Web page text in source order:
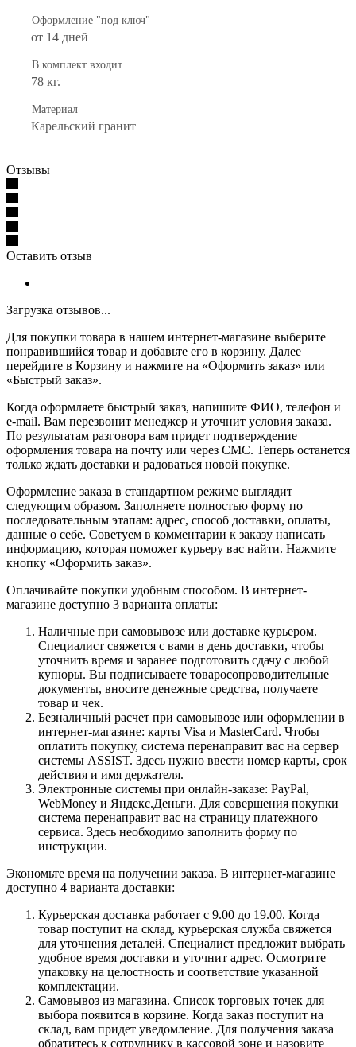
Оформление "под ключ"
от 14 дней
В комплект входит
78 кг.
Материал
Карельский гранит
Отзывы
Оставить отзыв
Загрузка отзывов...
Для покупки товара в нашем интернет-магазине выберите
понравившийся товар и добавьте его в корзину. Далее
перейдите в Корзину и нажмите на «Оформить заказ» или
«Быстрый заказ».
Когда оформляете быстрый заказ, напишите ФИО, телефон и
e-mail. Вам перезвонит менеджер и уточнит условия заказа.
По результатам разговора вам придет подтверждение
оформления товара на почту или через СМС. Теперь останется
только ждать доставки и радоваться новой покупке.
Оформление заказа в стандартном режиме выглядит
следующим образом. Заполняете полностью форму по
последовательным этапам: адрес, способ доставки, оплаты,
данные о себе. Советуем в комментарии к заказу написать
информацию, которая поможет курьеру вас найти. Нажмите
кнопку «Оформить заказ».
Оплачивайте покупки удобным способом. В интернет-
магазине доступно 3 варианта оплаты:
Наличные при самовывозе или доставке курьером.
Специалист свяжется с вами в день доставки, чтобы
уточнить время и заранее подготовить сдачу с любой
купюры. Вы подписываете товаросопроводительные
документы, вносите денежные средства, получаете
товар и чек.
Безналичный расчет при самовывозе или оформлении в
интернет-магазине: карты Visa и MasterCard. Чтобы
оплатить покупку, система перенаправит вас на сервер
системы ASSIST. Здесь нужно ввести номер карты, срок
действия и имя держателя.
Электронные системы при онлайн-заказе: PayPal,
WebMoney и Яндекс.Деньги. Для совершения покупки
система перенаправит вас на страницу платежного
сервиса. Здесь необходимо заполнить форму по
инструкции.
Экономьте время на получении заказа. В интернет-магазине
доступно 4 варианта доставки:
Курьерская доставка работает с 9.00 до 19.00. Когда
товар поступит на склад, курьерская служба свяжется
для уточнения деталей. Специалист предложит выбрать
удобное время доставки и уточнит адрес. Осмотрите
упаковку на целостность и соответствие указанной
комплектации.
Самовывоз из магазина. Список торговых точек для
выбора появится в корзине. Когда заказ поступит на
склад, вам придет уведомление. Для получения заказа
обратитесь к сотруднику в кассовой зоне и назовите